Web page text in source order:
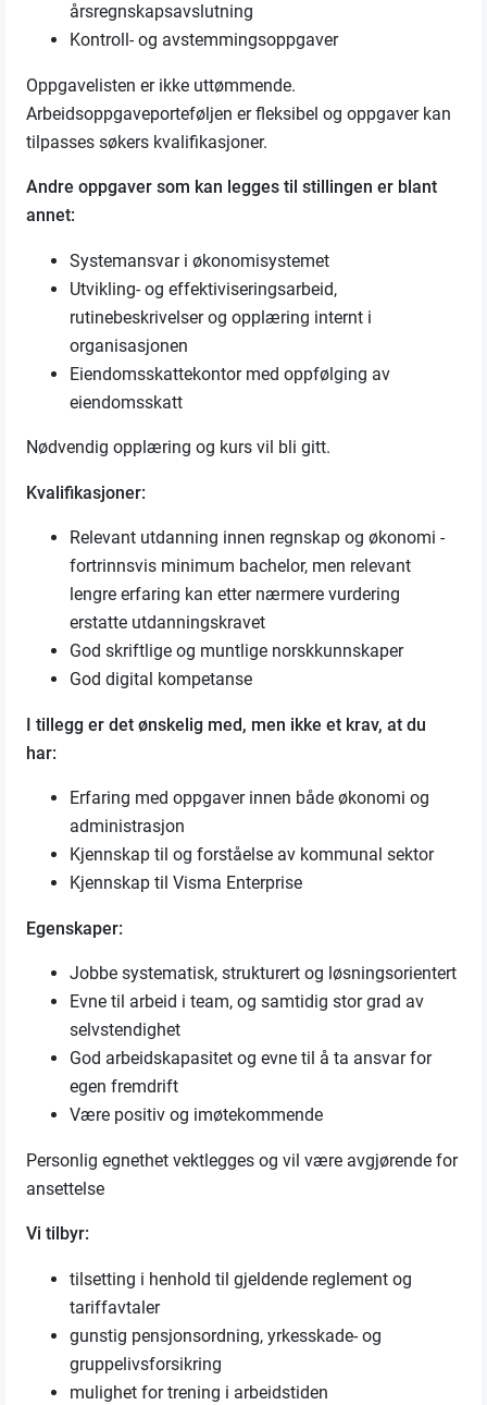
årsregnskapsavslutning
Kontroll- og avstemmingsoppgaver
Oppgavelisten er ikke uttømmende.
Arbeidsoppgaveporteføljen er fleksibel og oppgaver kan
tilpasses søkers kvalifikasjoner.
Andre oppgaver som kan legges til stillingen er blant
annet:
Systemansvar i økonomisystemet
Utvikling- og effektiviseringsarbeid,
rutinebeskrivelser og opplæring internt i
organisasjonen
Eiendomsskattekontor med oppfølging av
eiendomsskatt
Nødvendig opplæring og kurs vil bli gitt.
Kvalifikasjoner:
Relevant utdanning innen regnskap og økonomi -
fortrinnsvis minimum bachelor, men relevant
lengre erfaring kan etter nærmere vurdering
erstatte utdanningskravet
God skriftlige og muntlige norskkunnskaper
God digital kompetanse
I tillegg er det ønskelig med, men ikke et krav, at du
har:
Erfaring med oppgaver innen både økonomi og
administrasjon
Kjennskap til og forståelse av kommunal sektor
Kjennskap til Visma Enterprise
Egenskaper:
Jobbe systematisk, strukturert og løsningsorientert
Evne til arbeid i team, og samtidig stor grad av
selvstendighet
God arbeidskapasitet og evne til å ta ansvar for
egen fremdrift
Være positiv og imøtekommende
Personlig egnethet vektlegges og vil være avgjørende for
ansettelse
Vi tilbyr:
tilsetting i henhold til gjeldende reglement og
tariffavtaler
gunstig pensjonsordning, yrkesskade- og
gruppelivsforsikring
mulighet for trening i arbeidstiden